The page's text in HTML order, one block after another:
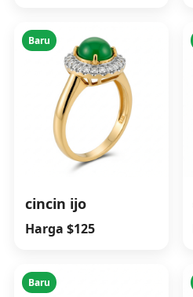
Baru
cincin ijo
Harga $125
Baru